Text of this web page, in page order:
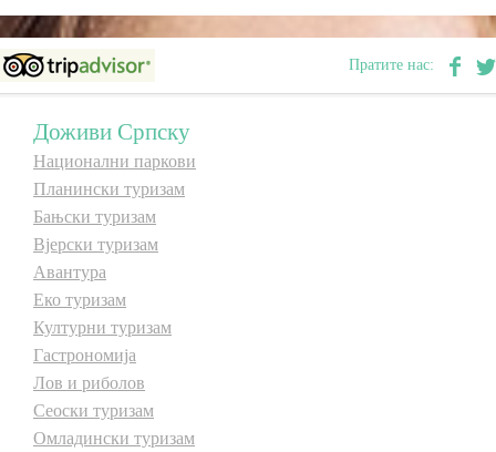
Омладински туризам
Дестинације
Списак дестинација
Мапа дестинација
Манифестације
Смјештај
Мултимедија
Фото
Пратите нас:
Доживи Српску
Национални паркови
Планински туризам
Бањски туризам
Вјерски туризам
Авантура
Еко туризам
Културни туризам
Гастрономија
Лов и риболов
Сеоски туризам
Омладински туризам
Омладински туризам
Дестинације
Списак дестинација
Мапа дестинација
Манифестације
Смјештај
Мултимедија
Фото